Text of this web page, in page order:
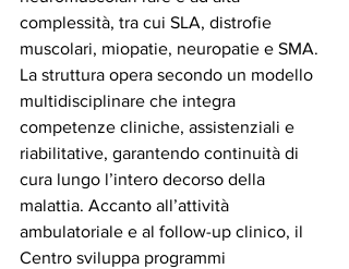
complessità, tra cui SLA, distrofie
muscolari, miopatie, neuropatie e SMA.
La struttura opera secondo un modello
multidisciplinare che integra
competenze cliniche, assistenziali e
riabilitative, garantendo continuità di
cura lungo l’intero decorso della
malattia. Accanto all’attività
ambulatoriale e al follow-up clinico, il
Centro sviluppa programmi